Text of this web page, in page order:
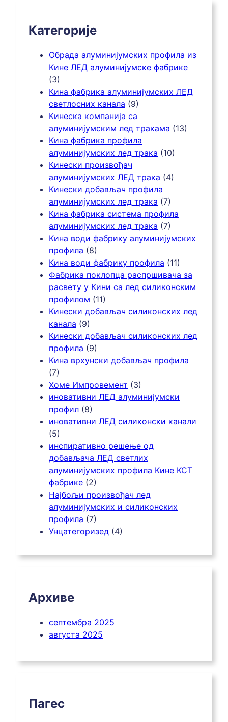
Категорије
Обрада алуминијумских профила из
Кине ЛЕД алуминијумске фабрике
(3)
Кина фабрика алуминијумских ЛЕД
светлосних канала (9)
Кинеска компанија са
алуминијумским лед тракама (13)
Кина фабрика профила
алуминијумских лед трака (10)
Кинески произвођач
алуминијумских ЛЕД трака (4)
Кинески добављач профила
алуминијумских лед трака (7)
Кина фабрика система профила
алуминијумских лед трака (7)
Кина води фабрику алуминијумских
профила (8)
Кина води фабрику профила (11)
Фабрика поклопца распршивача за
расвету у Кини са лед силиконским
профилом (11)
Кинески добављач силиконских лед
канала (9)
Кинески добављач силиконских лед
профила (9)
Кина врхунски добављач профила
(7)
Хоме Импровемент (3)
иновативни ЛЕД алуминијумски
профил (8)
иновативни ЛЕД силиконски канали
(5)
инспиративно решење од
добављача ЛЕД светлих
алуминијумских профила Кине КСТ
фабрике (2)
Најбољи произвођач лед
алуминијумских и силиконских
профила (7)
Унцатегоризед (4)
Архиве
септембра 2025
августа 2025
Пагес